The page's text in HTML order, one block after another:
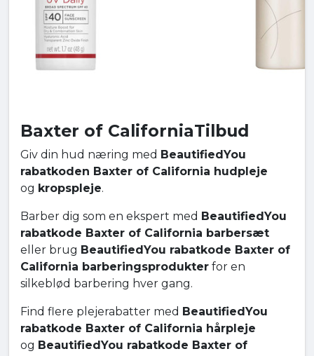
Baxter of CaliforniaTilbud
Giv din hud næring med BeautifiedYou
rabatkoden Baxter of California hudpleje
og kropspleje.
Barber dig som en ekspert med BeautifiedYou
rabatkode Baxter of California barbersæt
eller brug BeautifiedYou rabatkode Baxter of
California barberingsprodukter for en
silkeblød barbering hver gang.
Find flere plejerabatter med BeautifiedYou
rabatkode Baxter of California hårpleje
og BeautifiedYou rabatkode Baxter of